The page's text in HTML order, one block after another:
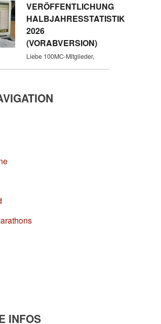
VERÖFFENTLICHUNG
HALBJAHRESSTATISTIK
2026
(VORABVERSION)
Liebe 100MC-Mitglieder,
INFOS